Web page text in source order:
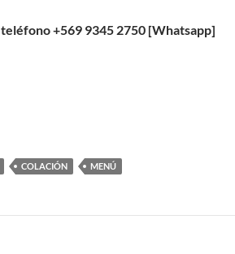
teléfono +569 9345 2750 [Whatsapp]
COLACIÓN MENÚ